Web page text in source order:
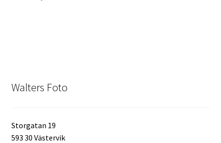
Film & Engångskameror
Rengöring & Vård
Walters Foto
Storgatan 19
593 30 Västervik